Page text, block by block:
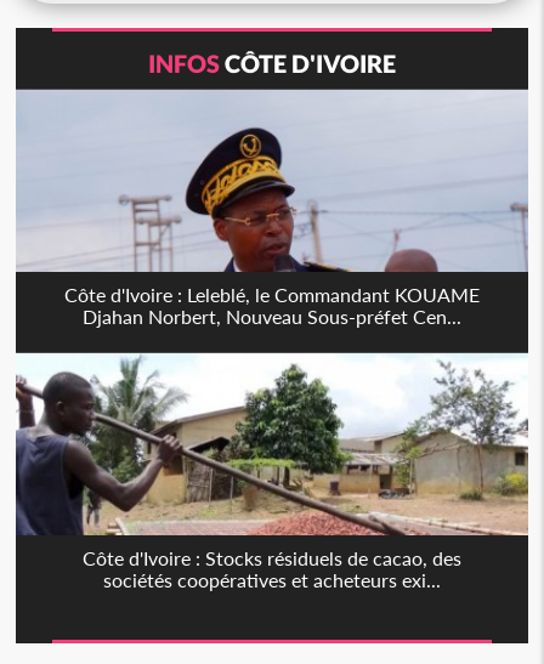
INFOSCÔTE D'IVOIRE
Côte d'Ivoire : Leleblé, le Commandant KOUAME
Djahan Norbert, Nouveau Sous-préfet Cen...
Côte d'Ivoire : Stocks résiduels de cacao, des
sociétés coopératives et acheteurs exi...